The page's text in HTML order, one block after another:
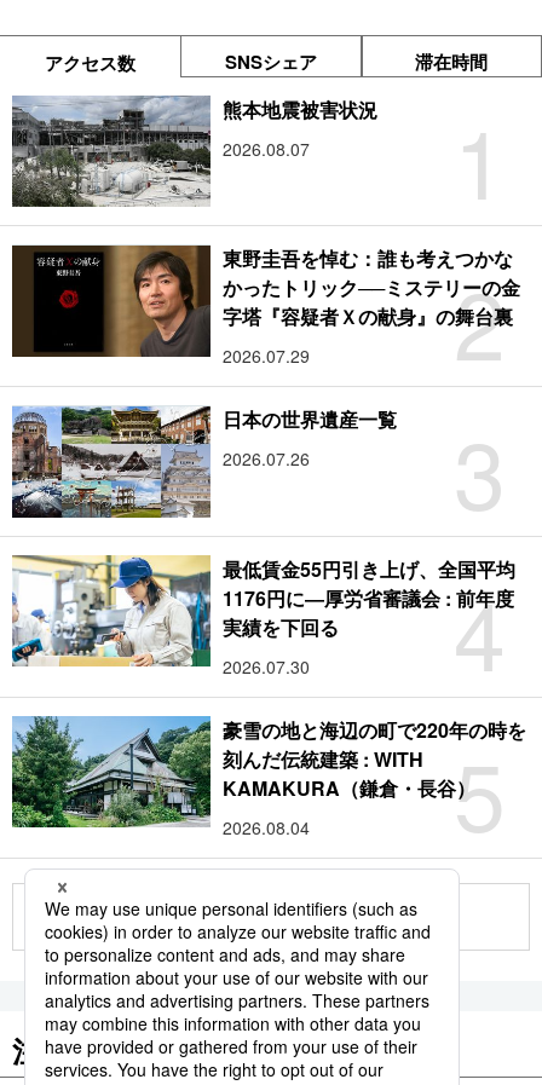
アクセス数 SNSシェア 滞在時間
1
熊本地震被害状況
2026.08.07
2
東野圭吾を悼む：誰も考えつかな
かったトリック──ミステリーの金
字塔『容疑者Ｘの献身』の舞台裏
2026.07.29
3
日本の世界遺産一覧
2026.07.26
4
最低賃金55円引き上げ、全国平均
1176円に―厚労省審議会 : 前年度
実績を下回る
2026.07.30
5
豪雪の地と海辺の町で220年の時を
刻んだ伝統建築 : WITH
KAMAKURA（鎌倉・長谷）
2026.08.04
もっと見る
注目のキーワード